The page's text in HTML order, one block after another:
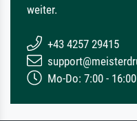
weiter.
+43 4257 29415
Mo-Do: 7:00 -